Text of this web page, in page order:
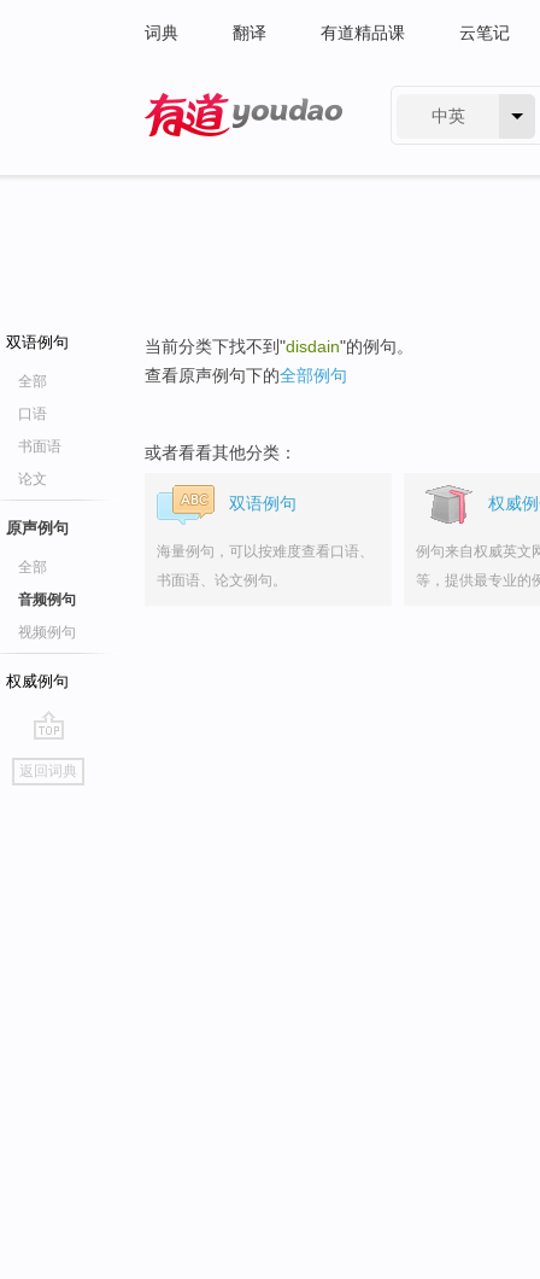
词典 翻译 有道精品课 云笔记
中英
双语例句
全部
口语
书面语
论文
原声例句
全部
音频例句
视频例句
权威例句
go
top
返回词典
当前分类下找不到"disdain"的例句。
查看原声例句下的全部例句
或者看看其他分类：
双语例句
海量例句，可以按难度查看口语、
书面语、论文例句。
权威
例句来自权威英文
等，提供最专业的